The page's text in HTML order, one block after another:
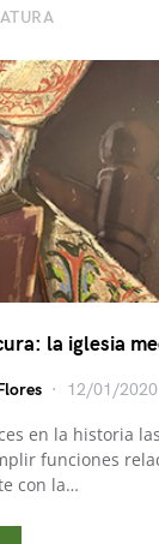
la iglesia
12/01/2020
en la historia
funciones
con la…